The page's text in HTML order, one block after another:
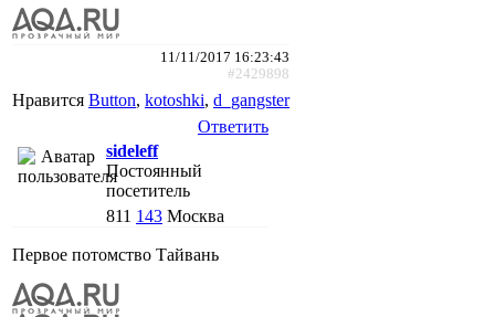
11/11/2017 16:23:43
#2429898
Нравится Button, kotoshki, d_gangster
Ответить
sideleff
Постоянный
посетитель
811 143 Москва
Первое потомство Тайвань